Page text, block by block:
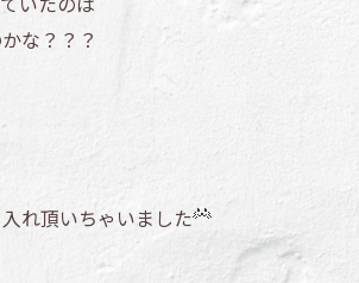
な？？？
れ頂いちゃいました